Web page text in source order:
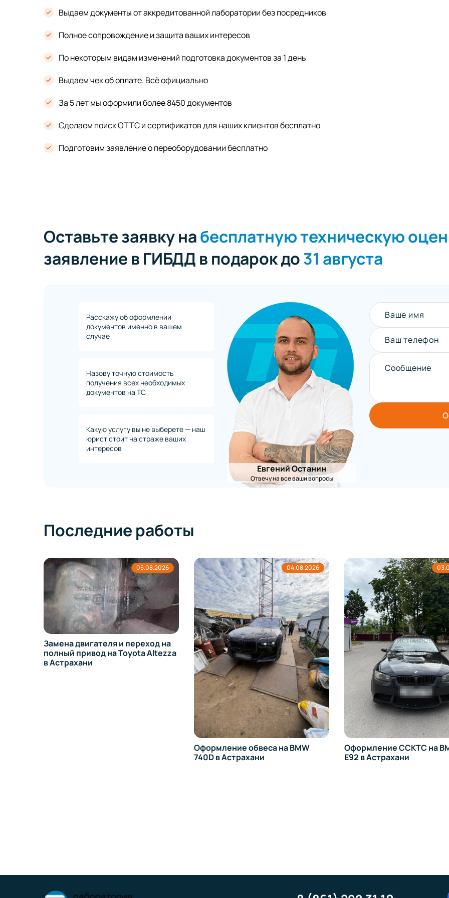
Выдаем документы от аккредитованной лаборатории без посредников
Полное сопровождение и защита ваших интересов
По некоторым видам изменений подготовка документов за 1 день
Выдаем чек об оплате. Всё официально
За 5 лет мы оформили более 8450 документов
Сделаем поиск ОТТС и сертификатов для наших клиентов бесплатно
Подготовим заявление о переоборудовании бесплатно
Оставьте заявку набесплатную техническую
заявление в ГИБДД в подарок до31 августа
Расскажу об оформлении
документов именно в вашем
случае
Назову точную стоимость
получения всех необходимых
документов на ТС
Какую услугу вы не выберете — наш
юрист стоит на страже ваших
интересов
Евгений Останин
Отвечу на все ваши вопросы
Ваше имя
Ваш телефон
Сообщение
Последние работы
05.08.2026
Замена двигателя и переход на
полный привод на Toyota Altezza
в Астрахани
04.08.2026
Оформление обвеса на BMW
740D в Астрахани
Оформление ССКТС на
E92 в Астрахани